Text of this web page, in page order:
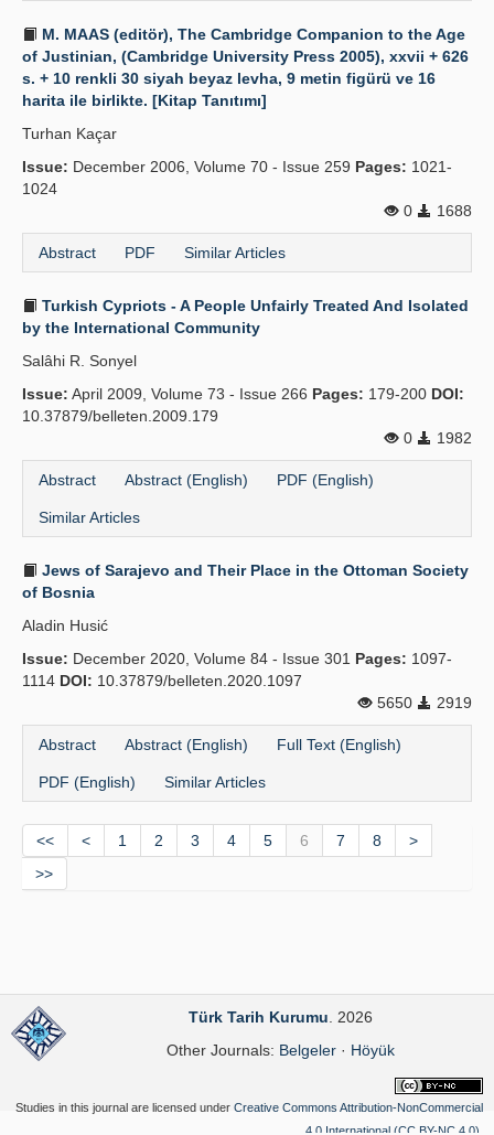
M. MAAS (editör), The Cambridge Companion to the Age
of Justinian, (Cambridge University Press 2005), xxvii + 626
s. + 10 renkli 30 siyah beyaz levha, 9 metin figürü ve 16
harita ile birlikte. [Kitap Tanıtımı]
Turhan Kaçar
Issue: December 2006, Volume 70 - Issue 259 Pages: 1021-
1024
0
1688
Abstract PDF Similar Articles
Turkish Cypriots - A People Unfairly Treated And Isolated
by the International Community
Salâhi R. Sonyel
Issue: April 2009, Volume 73 - Issue 266 Pages: 179-200 DOI:
10.37879/belleten.2009.179
0
1982
Abstract Abstract (English) PDF (English)
Similar Articles
Jews of Sarajevo and Their Place in the Ottoman Society
of Bosnia
Aladin Husić
Issue: December 2020, Volume 84 - Issue 301 Pages: 1097-
1114 DOI: 10.37879/belleten.2020.1097
5650
2919
Abstract Abstract (English) Full Text (English)
PDF (English) Similar Articles
<< < 1 2 3 4 5 6 7 8
>
>>
Türk Tarih Kurumu . 2026
Other Journals: Belgeler· Höyük
Studies in this journal are licensed under Creative Commons Attribution-NonCommercial
4.0 International (CC BY-NC 4.0)